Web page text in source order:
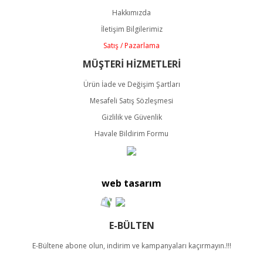
Ürün açıklamasında eksik bilgiler bulunuyor.
Ürün bilgilerinde hatalar bulunuyor.
Ürün fiyatı diğer sitelerden daha pahalı.
Bu ürüne benzer farklı alternatifler olmalı.
Gönder
Hakkımızda
İletişim Bilgilerimiz
Satış / Pazarlama
MÜŞTERİ HİZMETLERİ
Ürün İade ve Değişim Şartları
Mesafeli Satış Sözleşmesi
Gizlilik ve Güvenlik
Havale Bildirim Formu
web tasarım
E-BÜLTEN
E-Bültene abone olun, indirim ve kampanyaları kaçırmayın.!!!